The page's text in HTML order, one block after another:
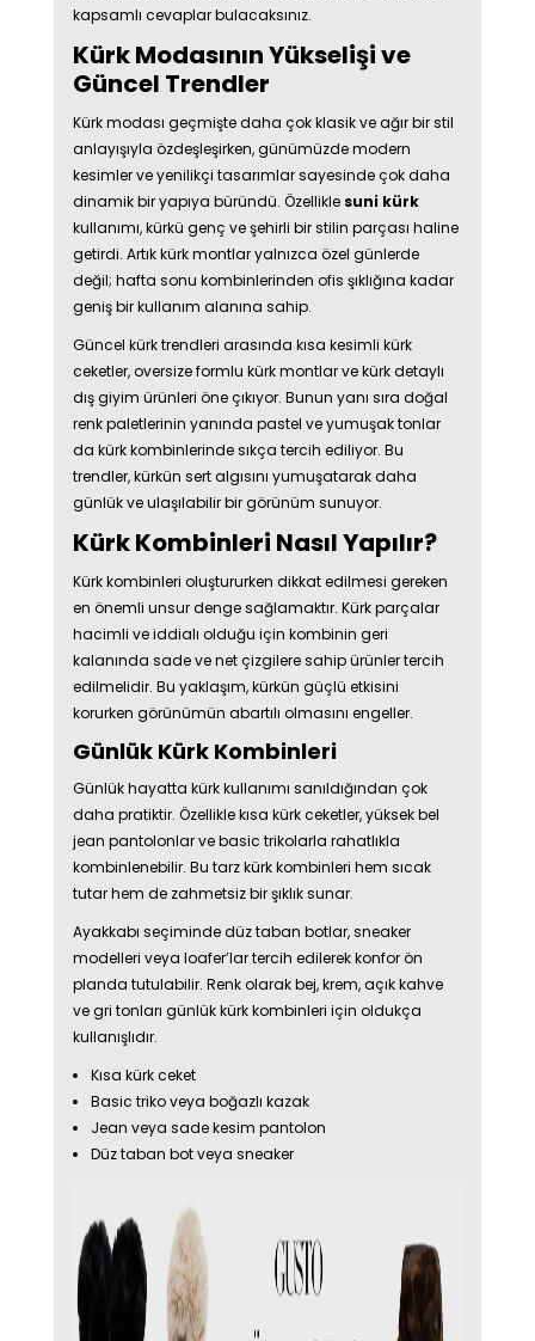
kapsamlı cevaplar bulacaksınız.
Kürk Modasının Yükselişi ve
Güncel Trendler
Kürk modası geçmişte daha çok klasik ve ağır bir stil
anlayışıyla özdeşleşirken, günümüzde modern
kesimler ve yenilikçi tasarımlar sayesinde çok daha
dinamik bir yapıya büründü. Özellikle suni kürk
kullanımı, kürkü genç ve şehirli bir stilin parçası haline
getirdi. Artık kürk montlar yalnızca özel günlerde
değil; hafta sonu kombinlerinden ofis şıklığına kadar
geniş bir kullanım alanına sahip.
Güncel kürk trendleri arasında kısa kesimli kürk
ceketler, oversize formlu kürk montlar ve kürk detaylı
dış giyim ürünleri öne çıkıyor. Bunun yanı sıra doğal
renk paletlerinin yanında pastel ve yumuşak tonlar
da kürk kombinlerinde sıkça tercih ediliyor. Bu
trendler, kürkün sert algısını yumuşatarak daha
günlük ve ulaşılabilir bir görünüm sunuyor.
Kürk Kombinleri Nasıl Yapılır?
Kürk kombinleri oluştururken dikkat edilmesi gereken
en önemli unsur denge sağlamaktır. Kürk parçalar
hacimli ve iddialı olduğu için kombinin geri
kalanında sade ve net çizgilere sahip ürünler tercih
edilmelidir. Bu yaklaşım, kürkün güçlü etkisini
korurken görünümün abartılı olmasını engeller.
Günlük Kürk Kombinleri
Günlük hayatta kürk kullanımı sanıldığından çok
daha pratiktir. Özellikle kısa kürk ceketler, yüksek bel
jean pantolonlar ve basic trikolarla rahatlıkla
kombinlenebilir. Bu tarz kürk kombinleri hem sıcak
tutar hem de zahmetsiz bir şıklık sunar.
Ayakkabı seçiminde düz taban botlar, sneaker
modelleri veya loafer’lar tercih edilerek konfor ön
planda tutulabilir. Renk olarak bej, krem, açık kahve
ve gri tonları günlük kürk kombinleri için oldukça
kullanışlıdır.
Kısa kürk ceket
Basic triko veya boğazlı kazak
Jean veya sade kesim pantolon
Düz taban bot veya sneaker